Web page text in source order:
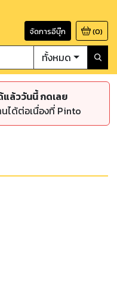
จัดการอีบุ๊ก (0)
ทั้งหมด
แล้ววันนี้ กดเลย
ได้ต่อเนื่องที่ Pinto